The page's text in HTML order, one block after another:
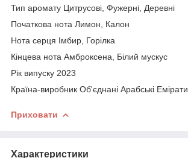
Тип аромату Цитрусові, Фужерні, Деревні
Початкова нота Лимон, Калон
Нота серця Імбир, Горілка
Кінцева нота Амброксена, Білий мускус
Рік випуску 2023
Країна-виробник Об'єднані Арабські Емірати
Приховати
Характеристики